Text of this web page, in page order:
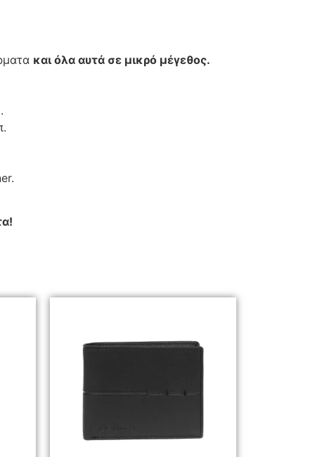
και όλα αυτά σε μικρό μέγεθος.